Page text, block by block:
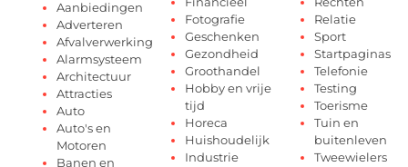
Aanbiedingen
Adverteren
Afvalverwerking
Alarmsysteem
Architectuur
Attracties
Auto
Auto's en
Motoren
Banen en
Fotografie
Geschenken
Gezondheid
Groothandel
Hobby en vrije
tijd
Horeca
Huishoudelijk
Industrie
Relatie
Sport
Startpaginas
Telefonie
Testing
Toerisme
Tuin en
buitenleven
Tweewielers